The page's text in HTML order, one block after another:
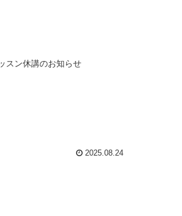
スン休講のお知らせ
2025.08.24